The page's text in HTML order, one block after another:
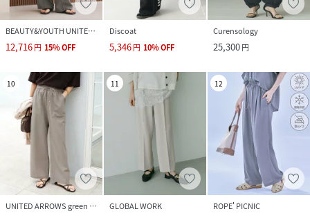
BEAUTY&YOUTH UNITED ARROWS
12,716円 15%OFF
Discoat
5,346円 10%OFF
Curensology
25,300円
10
UNITED ARROWS green label relaxing
11
GLOBAL WORK
12
ROPE' PICNIC